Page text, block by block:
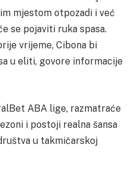
mjestom otpozadi i već
se pojaviti ruka spasa.
vrijeme, Cibona bi
u eliti, govore informacije
ABA lige, razmatraće
i postoji realna šansa
u takmičarskoj